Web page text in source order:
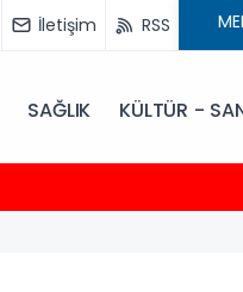
İletişim RSS
SAĞLIK KÜLTÜR -